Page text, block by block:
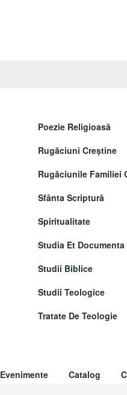
Poezie Religioasă
Rugăciuni Creştine
Rugăciunile Familiei
Sfânta Scriptură
Spiritualitate
Studia Et Documenta
Studii Biblice
Studii Teologice
Tratate De Teologie
Evenimente Catalog